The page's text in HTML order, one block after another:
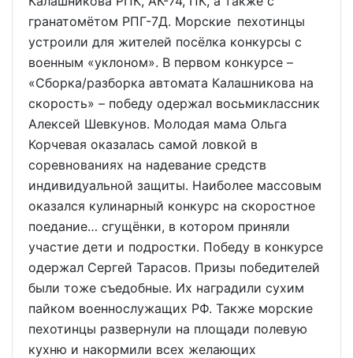
гранатомётом РПГ-7Д. Морские пехотинцы
устроили для жителей посёлка конкурсы с
военным «уклоном». В первом конкурсе –
«Сборка/разборка автомата Калашникова на
скорость» – победу одержал восьмиклассник
Алексей Шевкунов. Молодая мама Ольга
Корчевая оказалась самой ловкой в
соревнованиях на надевание средств
индивидуальной защиты. Наиболее массовым
оказался кулинарный конкурс на скоростное
поедание… сгущёнки, в котором приняли
участие дети и подростки. Победу в конкурсе
одержал Сергей Тарасов. Призы победителей
были тоже съедобные. Их наградили сухим
пайком военнослужащих РФ. Также морские
пехотинцы развернули на площади полевую
кухню и накормили всех желающих